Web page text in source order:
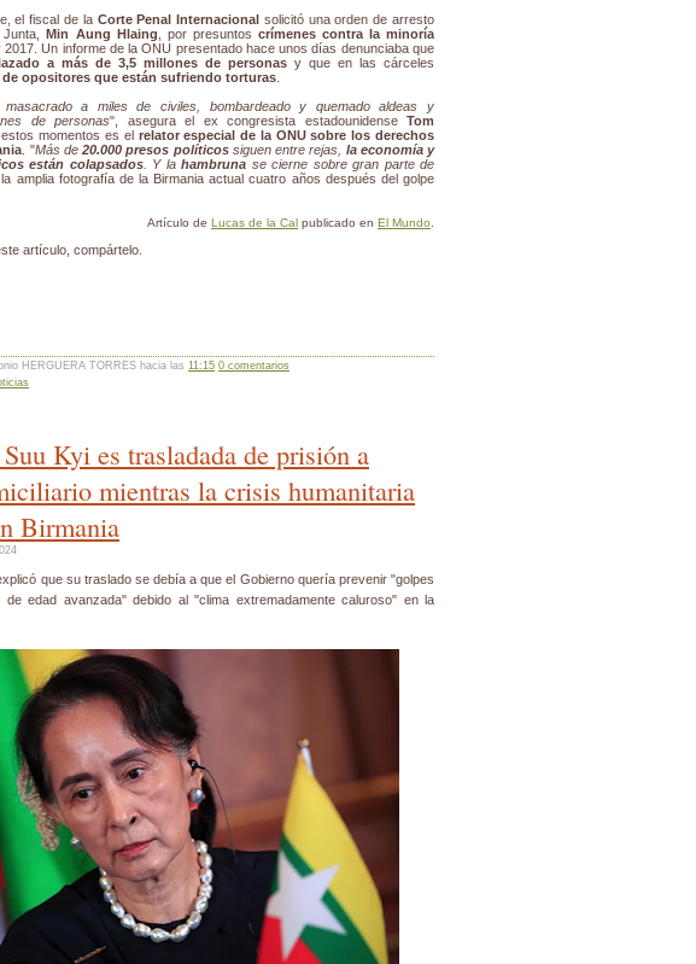
el fiscal de la Corte Penal Internacional solicitó una orden de arresto
Junta,Min Aung Hlaing , por presuntos crímenes contra la minoría
2017. Un informe de la ONU presentado hace unos días denunciaba que
a más de 3,5 millones de personas y que en las cárceles
de opositores que están sufriendo torturas
a miles de civiles, bombardeado y quemado aldeas y
de personas", asegura el ex congresista estadounidense Tom
estos momentos es el relator especial de la ONU sobre los derechos
. "Más de20.000 presos políticossiguen entre rejas, la economía y
están colapsados. Y lahambruna se cierne sobre gran parte de
amplia fotografía de la Birmania actual cuatro años después del golpe
Artículo de Lucas de la Cal publicado en El Mundo
artículo, compártelo.
HERGUERA TORRES hacia las 11:15 0 comentarios
Kyi es trasladada de prisión a
mientras la crisis humanitaria
Birmania
que su traslado se debía a que el Gobierno quería prevenir "golpes
edad avanzada" debido al "clima extremadamente caluroso" en la